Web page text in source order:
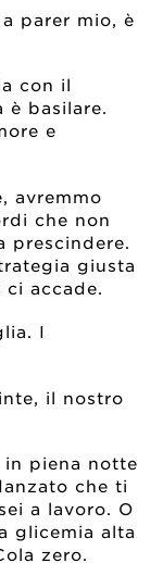
parer mio, è
con il
è basilare.
e
avremmo
che non
prescindere.
giusta
accade.
I
il nostro
in piena notte
che ti
a lavoro. O
glicemia alta
zero.